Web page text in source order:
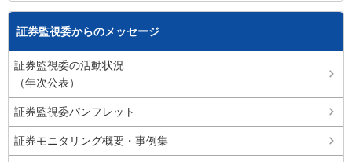
証券監視委からのメッセージ
証券監視委の活動状況
（年次公表）
証券監視委パンフレット
証券モニタリング概要・事例集